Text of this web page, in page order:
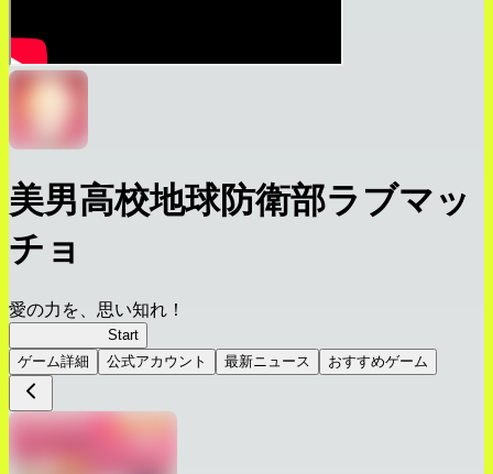
美男高校地球防衛部ラブマッ
チョ
愛の力を、思い知れ！
Start
ゲーム詳細
公式アカウント 最新ニュース おすすめゲーム